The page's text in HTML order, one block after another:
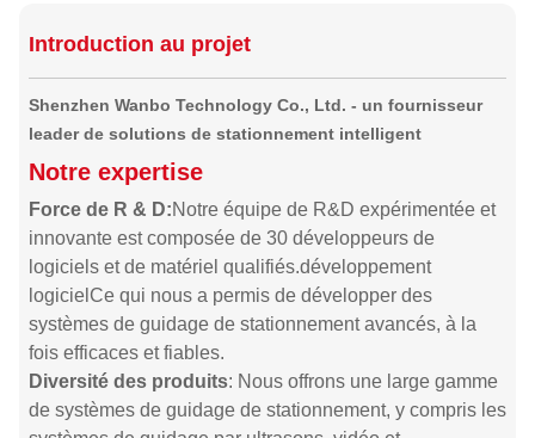
Introduction au projet
Shenzhen Wanbo Technology Co., Ltd. - un fournisseur
leader de solutions de stationnement intelligent
Notre expertise
Force de R & D:Notre équipe de R&D expérimentée et
innovante est composée de 30 développeurs de
logiciels et de matériel qualifiés.développement
logicielCe qui nous a permis de développer des
systèmes de guidage de stationnement avancés, à la
fois efficaces et fiables.
Diversité des produits: Nous offrons une large gamme
de systèmes de guidage de stationnement, y compris les